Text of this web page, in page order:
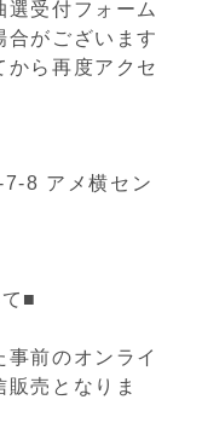
受付フォーム
合がございます
から再度アクセ
8 アメ横セン
■
前のオンライ
売となりま